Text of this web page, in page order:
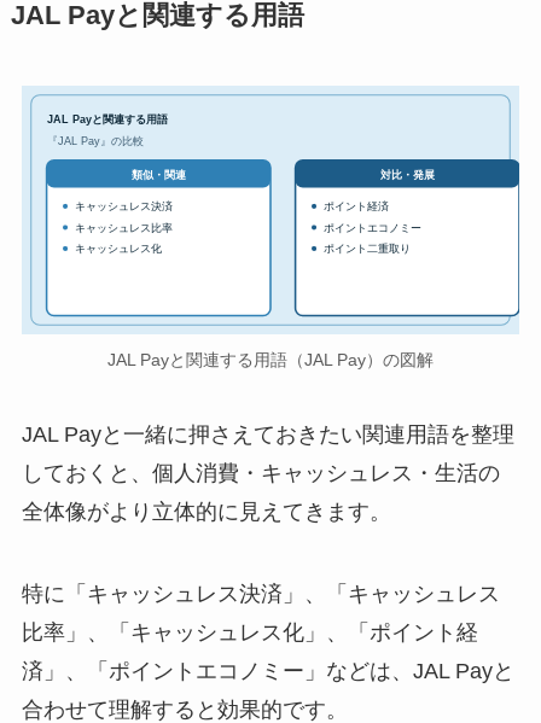
JAL Payと関連する用語
JAL Payと関連する用語
『JAL Pay』の比較
類似・関連
キャッシュレス決済
キャッシュレス比率
キャッシュレス化
対比・発展
ポイント経済
ポイントエコノミー
ポイント二重取り
JAL Payと関連する用語（JAL Pay）の図解
JAL Payと一緒に押さえておきたい関連用語を整理
しておくと、個人消費・キャッシュレス・生活の
全体像がより立体的に見えてきます。
特に「キャッシュレス決済」、「キャッシュレス
比率」、「キャッシュレス化」、「ポイント経
済」、「ポイントエコノミー」などは、JAL Payと
合わせて理解すると効果的です。